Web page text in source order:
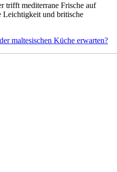
trifft mediterrane Frische auf
Leichtigkeit und britische
maltesischen Küche erwarten?